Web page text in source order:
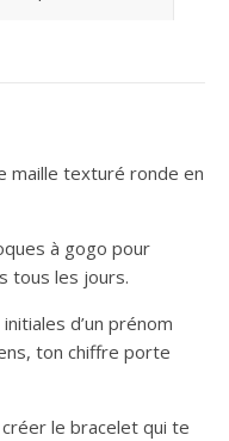
maille texturé ronde en
à gogo pour
tous les jours.
d’un prénom
ton chiffre porte
le bracelet qui te